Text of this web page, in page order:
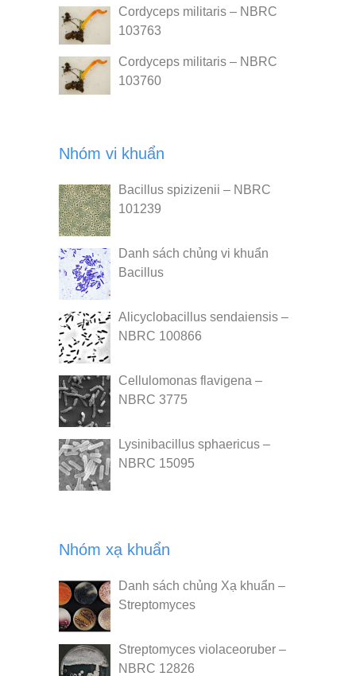
Cordyceps militaris – NBRC
103763
Cordyceps militaris – NBRC
103760
Nhóm vi khuẩn
Bacillus spizizenii – NBRC
101239
Danh sách chủng vi khuẩn
Bacillus
Alicyclobacillus sendaiensis –
NBRC 100866
Cellulomonas flavigena –
NBRC 3775
Lysinibacillus sphaericus –
NBRC 15095
Nhóm xạ khuẩn
Danh sách chủng Xạ khuẩn –
Streptomyces
Streptomyces violaceoruber –
NBRC 12826